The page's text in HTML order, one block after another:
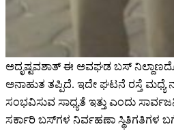
ಅದೃಷ್ಟವಶಾತ್ ಈ ಅವಘಡ ಬಸ್
ಅನಾಹುತ ತಪ್ಪಿದೆ. ಇದೇ ಘಟನೆ ರಸ್ತೆ
ಸಂಭವಿಸುವ ಸಾಧ್ಯತೆ ಇತ್ತು ಎಂದು
ಸರ್ಕಾರಿ ಬಸ್‌ಗಳ ನಿರ್ವಹಣಾ ಸ್ಥಿತಿಗತಿಗಳ